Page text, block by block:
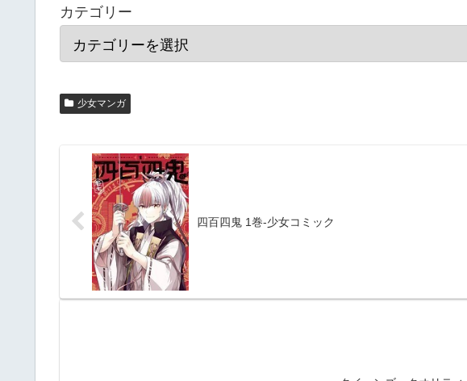
カテゴリー
少女マンガ
四百四鬼 1巻-少女コミック